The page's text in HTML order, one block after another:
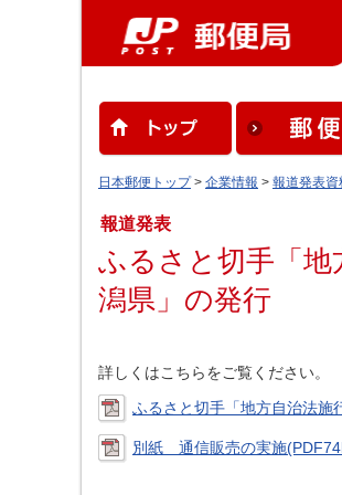
日本郵便トップ> 企業情報 > 報道発表資
報道発表
ふるさと切手「
潟県」の発行
詳しくはこちらをご覧ください。
ふるさと切手「地方自治法
別紙 通信販売の実施